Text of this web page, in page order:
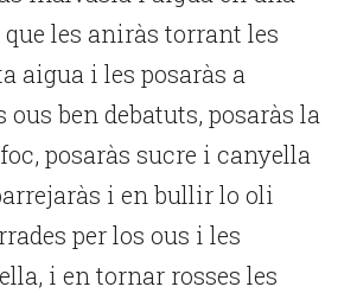
les aniràs torrant les
aigua i les posaràs a
ous ben debatuts, posaràs la
posaràs sucre i canyella
i en bullir lo oli
per los ous i les
i en tornar rosses les